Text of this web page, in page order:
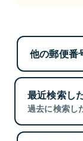
他の郵便番
最近検索し
過去に検索し